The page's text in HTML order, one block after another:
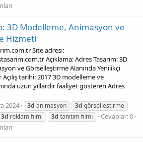
3D Modelleme, Animasyon ve
Hizmeti
Site adresi:
Açıklama: Adres Tasarım: 3D
ve Görselleştirme Alanında Yenilikçi
tarihi: 2017 3D modelleme ve
uzun yıllardır faaliyet gösteren Adres
2024 3d animasyon 3d görselleştirme
3d reklam filmi 3d tanıtım filmi
Cevaplar: 0